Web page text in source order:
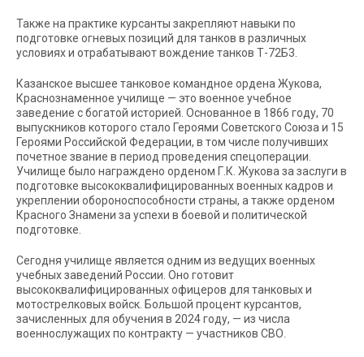
Также на практике курсанты закрепляют навыки по
подготовке огневых позиций для танков в различных
условиях и отрабатывают вождение танков Т-72Б3.
Казанское высшее танковое командное ордена Жукова,
Краснознаменное училище — это военное учебное
заведение с богатой историей. Основанное в 1866 году, 70
выпускников которого стало Героями Советского Союза и 15
Героями Российской Федерации, в том числе получивших
почетное звание в период проведения спецоперации.
Училище было награждено орденом Г.К. Жукова за заслуги в
подготовке высококвалифицированных военных кадров и
укреплении обороноспособности страны, а также орденом
Красного Знамени за успехи в боевой и политической
подготовке.
Сегодня училище является одним из ведущих военных
учебных заведений России. Оно готовит
высококвалифицированных офицеров для танковых и
мотострелковых войск. Большой процент курсантов,
зачисленных для обучения в 2024 году, — из числа
военнослужащих по контракту — участников СВО.